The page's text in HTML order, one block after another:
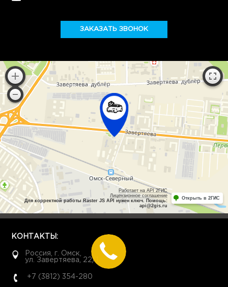
ЗАКАЗАТЬ ЗВОНОК
Работает на API 2ГИС
Лицензионное соглашение
Для корректной работы Raster JS API нужен ключ. Помощь:
api@2gis.ru
Открыть в 2ГИС
КОНТАКТЫ:
Россия, г. Омск,
ул. Завертяева, 22/1
+7 (3812) 354-280